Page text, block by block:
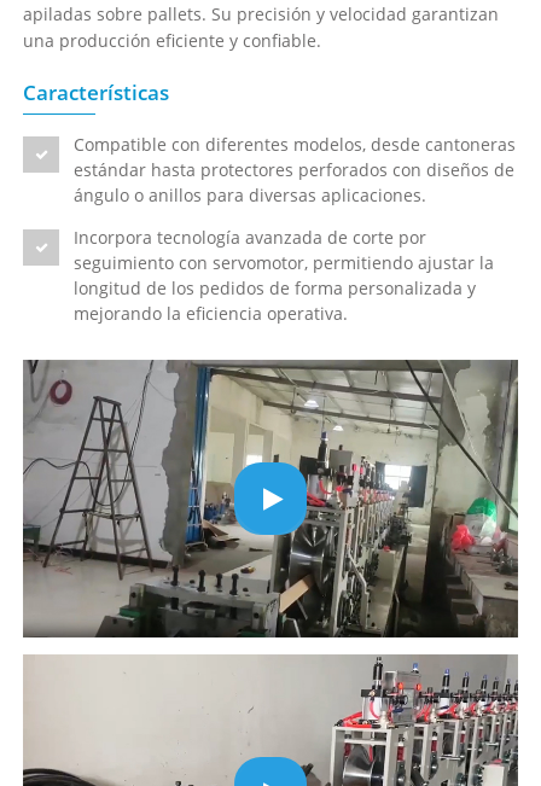
apiladas sobre pallets. Su precisión y velocidad garantizan
una producción eficiente y confiable.
Características
Compatible con diferentes modelos, desde cantoneras
estándar hasta protectores perforados con diseños de
ángulo o anillos para diversas aplicaciones.
Incorpora tecnología avanzada de corte por
seguimiento con servomotor, permitiendo ajustar la
longitud de los pedidos de forma personalizada y
mejorando la eficiencia operativa.